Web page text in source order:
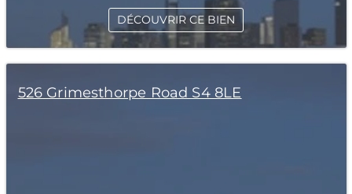
DÉCOUVRIR CE BIEN
526 Grimesthorpe Road S4 8LE